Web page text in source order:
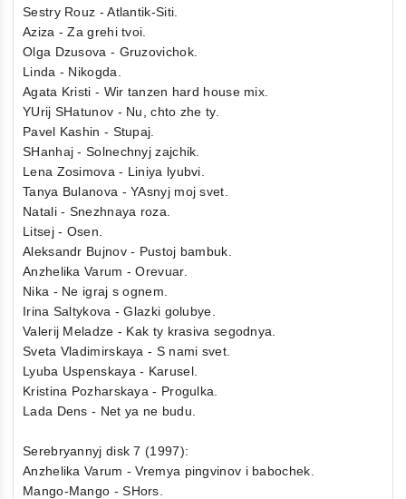
Sestry Rouz - Atlantik-Siti.
Aziza - Za grehi tvoi.
Olga Dzusova - Gruzovichok.
Linda - Nikogda.
Agata Kristi - Wir tanzen hard house mix.
YUrij SHatunov - Nu, chto zhe ty.
Pavel Kashin - Stupaj.
SHanhaj - Solnechnyj zajchik.
Lena Zosimova - Liniya lyubvi.
Tanya Bulanova - YAsnyj moj svet.
Natali - Snezhnaya roza.
Litsej - Osen.
Aleksandr Bujnov - Pustoj bambuk.
Anzhelika Varum - Orevuar.
Nika - Ne igraj s ognem.
Irina Saltykova - Glazki golubye.
Valerij Meladze - Kak ty krasiva segodnya.
Sveta Vladimirskaya - S nami svet.
Lyuba Uspenskaya - Karusel.
Kristina Pozharskaya - Progulka.
Lada Dens - Net ya ne budu.
Serebryannyj disk 7 (1997):
Anzhelika Varum - Vremya pingvinov i babochek.
Mango-Mango - SHors.